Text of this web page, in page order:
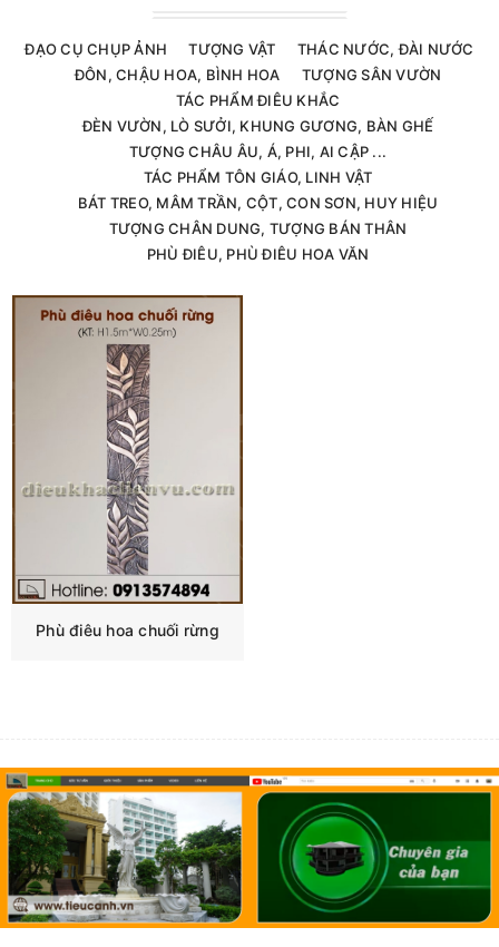
ĐẠO CỤ CHỤP ẢNH TƯỢNG VẬT
THÁC NƯỚC, ĐÀI NƯỚC
ĐÔN, CHẬU HOA, BÌNH HOA
TƯỢNG SÂN VƯỜN
TÁC PHẨM ĐIÊU KHẮC
ĐÈN VƯỜN, LÒ SƯỞI, KHUNG GƯƠNG, BÀN GHẾ
TƯỢNG CHÂU ÂU, Á, PHI, AI CẬP ...
TÁC PHẨM TÔN GIÁO, LINH VẬT
BÁT TREO, MÂM TRẦN, CỘT, CON SƠN, HUY HIỆU
TƯỢNG CHÂN DUNG, TƯỢNG BÁN THÂN
PHÙ ĐIÊU, PHÙ ĐIÊU HOA VĂN
Phù điêu hoa chuối rừng